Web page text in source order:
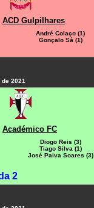
ACD Gulpilhares
André Colaço (1)
Gonçalo Sá (1)
2021
Académico FC
Diogo Reis (3)
Tiago Silva (1)
José Paiva Soares (3)
2